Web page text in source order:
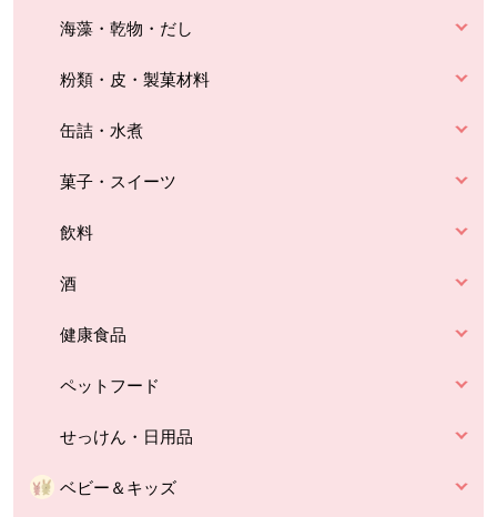
海藻・乾物・だし
粉類・皮・製菓材料
缶詰・水煮
菓子・スイーツ
飲料
酒
健康食品
ペットフード
せっけん・日用品
ベビー＆キッズ